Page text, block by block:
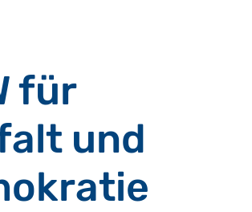
für
und